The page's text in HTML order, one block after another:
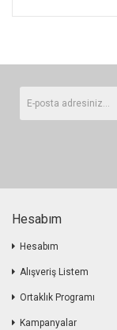
Hesabım
Hesabım
Alışveriş Listem
Ortaklık Programı
Kampanyalar